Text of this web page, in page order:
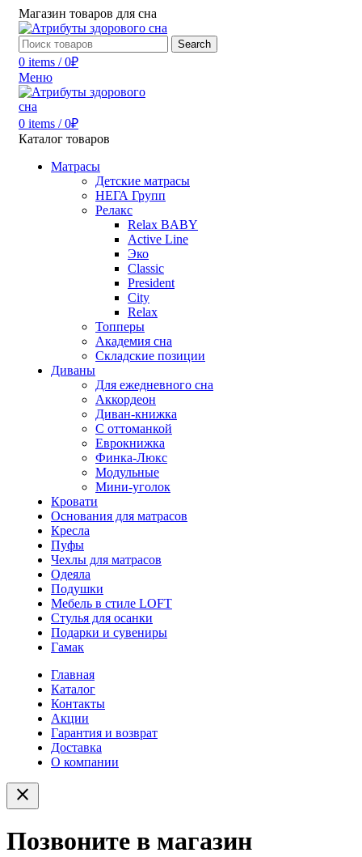
Магазин товаров для сна
Search
0 items / 0₽
Меню
0 items / 0₽
Каталог товаров
Матрасы
Детские матрасы
НЕГА Групп
Релакс
Relax BABY
Active Line
Эко
Classic
President
City
Relax
Топперы
Академия сна
Складские позиции
Диваны
Для ежедневного сна
Аккордеон
Диван-книжка
С оттоманкой
Еврокнижка
Финка-Люкс
Модульные
Мини-уголок
Кровати
Основания для матрасов
Кресла
Пуфы
Чехлы для матрасов
Одеяла
Подушки
Мебель в стиле LOFT
Стулья для осанки
Подарки и сувениры
Гамак
Главная
Каталог
Контакты
Акции
Гарантия и возврат
Доставка
О компании
close
Позвоните в магазин